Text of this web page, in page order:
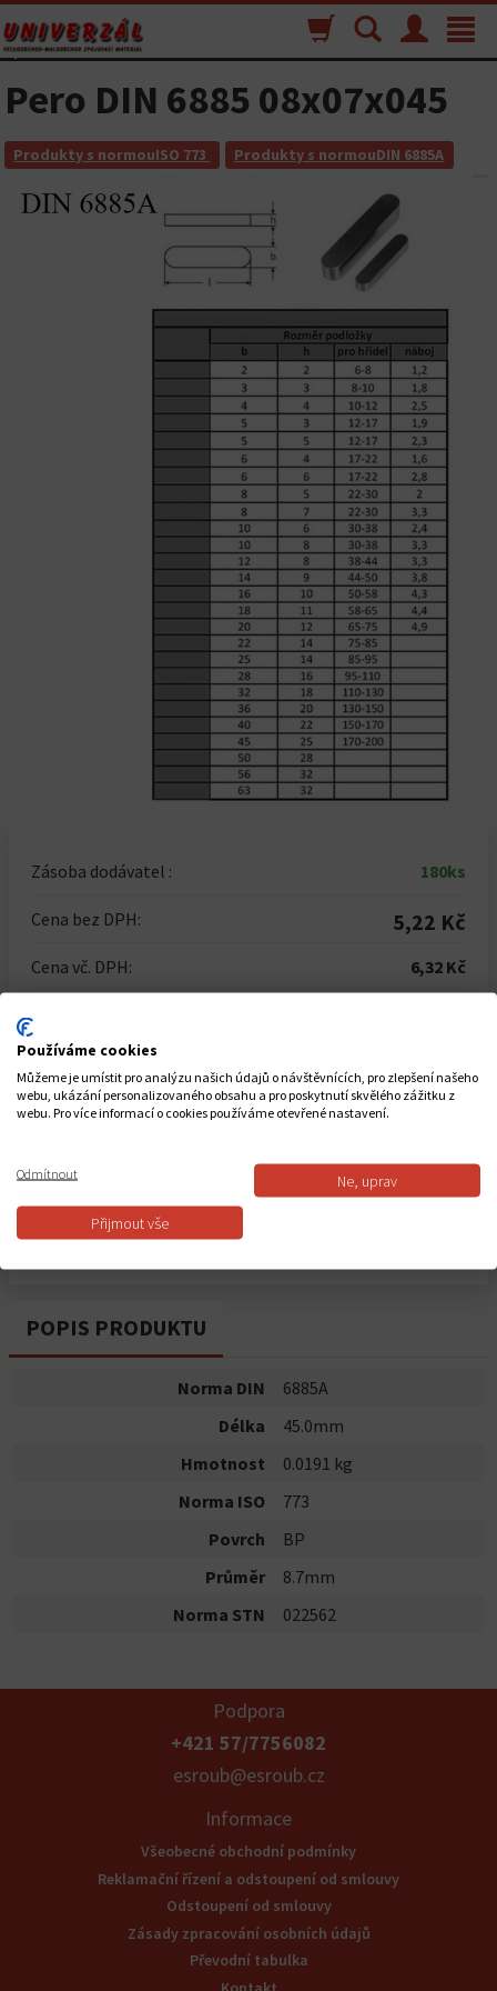
Toggle
Menu
Vyhľadávanie
Nákupný
košík
Pero DIN 6885 08x07x045
Produkty s normouISO 773 Produkty s normouDIN 6885A
Zásoba dodávatel : 180ks
Cena bez DPH: 5,22 Kč
Cena vč. DPH: 6,32 Kč
Počet kusů
Celkem za1ks
Do košíku
POPIS PRODUKTU
Norma DIN
6885A
Délka
45.0mm
Hmotnost
0.0191 kg
Norma ISO
773
Povrch
BP
Průměr
8.7mm
Norma STN
022562
Podpora
+421 57/7756082
esroub@esroub.cz
Informace
Všeobecné obchodní podmínky
Reklamační řízení a odstoupení od smlouvy
Odstoupení od smlouvy
Zásady zpracování osobních údajů
Převodní tabulka
Používáme cookies
Můžeme je umístit pro analýzu našich údajů o návštěvnících, pro zlepšení našeho
webu, ukázání personalizovaného obsahu a pro poskytnutí skvělého zážitku z
webu. Pro více informací o cookies používáme otevřené nastavení.
Odmítnout Ne, uprav
Přijmout vše